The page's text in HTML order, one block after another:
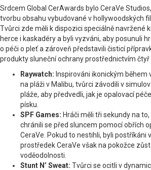
Srdcem Global CerAwards bylo CeraVe
tvorbu obsahu vybudované v hollywoodských
Tvůrci zde měli k dispozici speciálně navržené
herce i kaskadéry a byli vyzváni, aby posunuli
o péči o pleť a zároveň představili čisticí
produkty sluneční ochrany prostřednictvím
Raywatch: Inspirováni ikonickým během
na pláži v Malibu, tvůrci závodili v
pláže, aby předvedli, jak je opalovací
písku.
SPF Games: Hráči měli tři sekundy na
chránili se před sluncem pomocí obřích
CeraVe. Pokud to nestihli, byli postříkáni
prostředek CeraVe však na pokožce
voděodolnosti.
Stunt N’ Sweat: Tvůrci se ocitli v